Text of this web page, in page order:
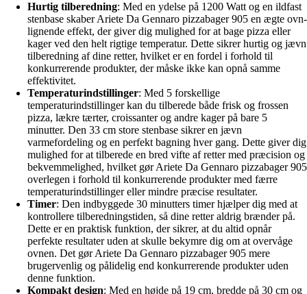
Hurtig tilberedning: Med en ydelse på 1200 Watt og en ildfast
stenbase skaber Ariete Da Gennaro pizzabager 905 en ægte ovn-
lignende effekt, der giver dig mulighed for at bage pizza eller
kager ved den helt rigtige temperatur. Dette sikrer hurtig og jævn
tilberedning af dine retter, hvilket er en fordel i forhold til
konkurrerende produkter, der måske ikke kan opnå samme
effektivitet.
Temperaturindstillinger: Med 5 forskellige
temperaturindstillinger kan du tilberede både frisk og frossen
pizza, lækre tærter, croissanter og andre kager på bare 5
minutter. Den 33 cm store stenbase sikrer en jævn
varmefordeling og en perfekt bagning hver gang. Dette giver dig
mulighed for at tilberede en bred vifte af retter med præcision og
bekvemmelighed, hvilket gør Ariete Da Gennaro pizzabager 905
overlegen i forhold til konkurrerende produkter med færre
temperaturindstillinger eller mindre præcise resultater.
Timer: Den indbyggede 30 minutters timer hjælper dig med at
kontrollere tilberedningstiden, så dine retter aldrig brænder på.
Dette er en praktisk funktion, der sikrer, at du altid opnår
perfekte resultater uden at skulle bekymre dig om at overvåge
ovnen. Det gør Ariete Da Gennaro pizzabager 905 mere
brugervenlig og pålidelig end konkurrerende produkter uden
denne funktion.
Kompakt design: Med en højde på 19 cm, bredde på 30 cm og